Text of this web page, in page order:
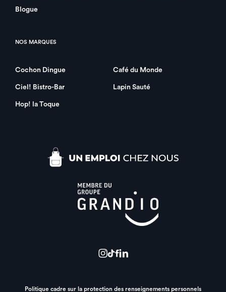
Blogue
NOS MARQUES
Cochon Dingue Café du Monde
Ciel! Bistro-Bar Lapin Sauté
Hop! la Toque
Politique cadre sur la protection des renseignements personnels